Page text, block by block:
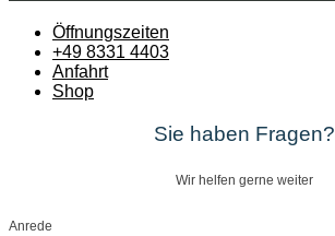
Öffnungszeiten
+49 8331 4403
Anfahrt
Shop
Sie haben Fragen?
Wir helfen gerne weiter
Anrede